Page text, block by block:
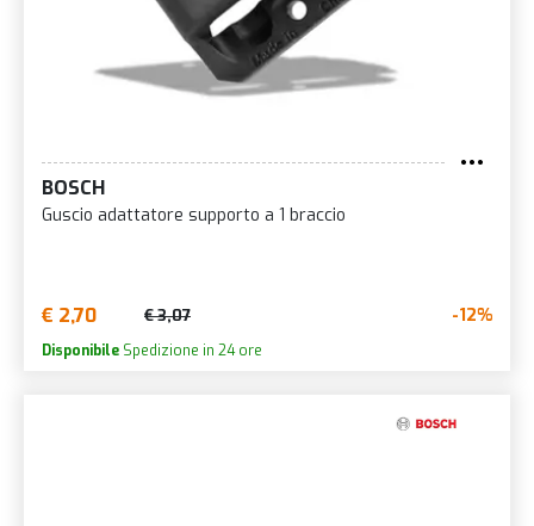
BOSCH
Guscio adattatore supporto a 1 braccio
€ 2,70 € 3,07 -12%
Disponibile Spedizione in 24 ore